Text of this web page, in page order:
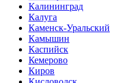
Калининград
Калуга
Каменск-Уральский
Камышин
Каспийск
Кемерово
Киров